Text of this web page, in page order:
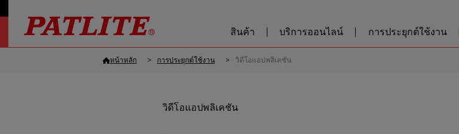
สินค้า บริการออนไลน์ การประยุกต์ใช้งาน
หน้าหลัก การประยุกต์ใช้งาน วิดีโอแอปพลิเคชัน
วิดีโอแอปพลิเคชัน